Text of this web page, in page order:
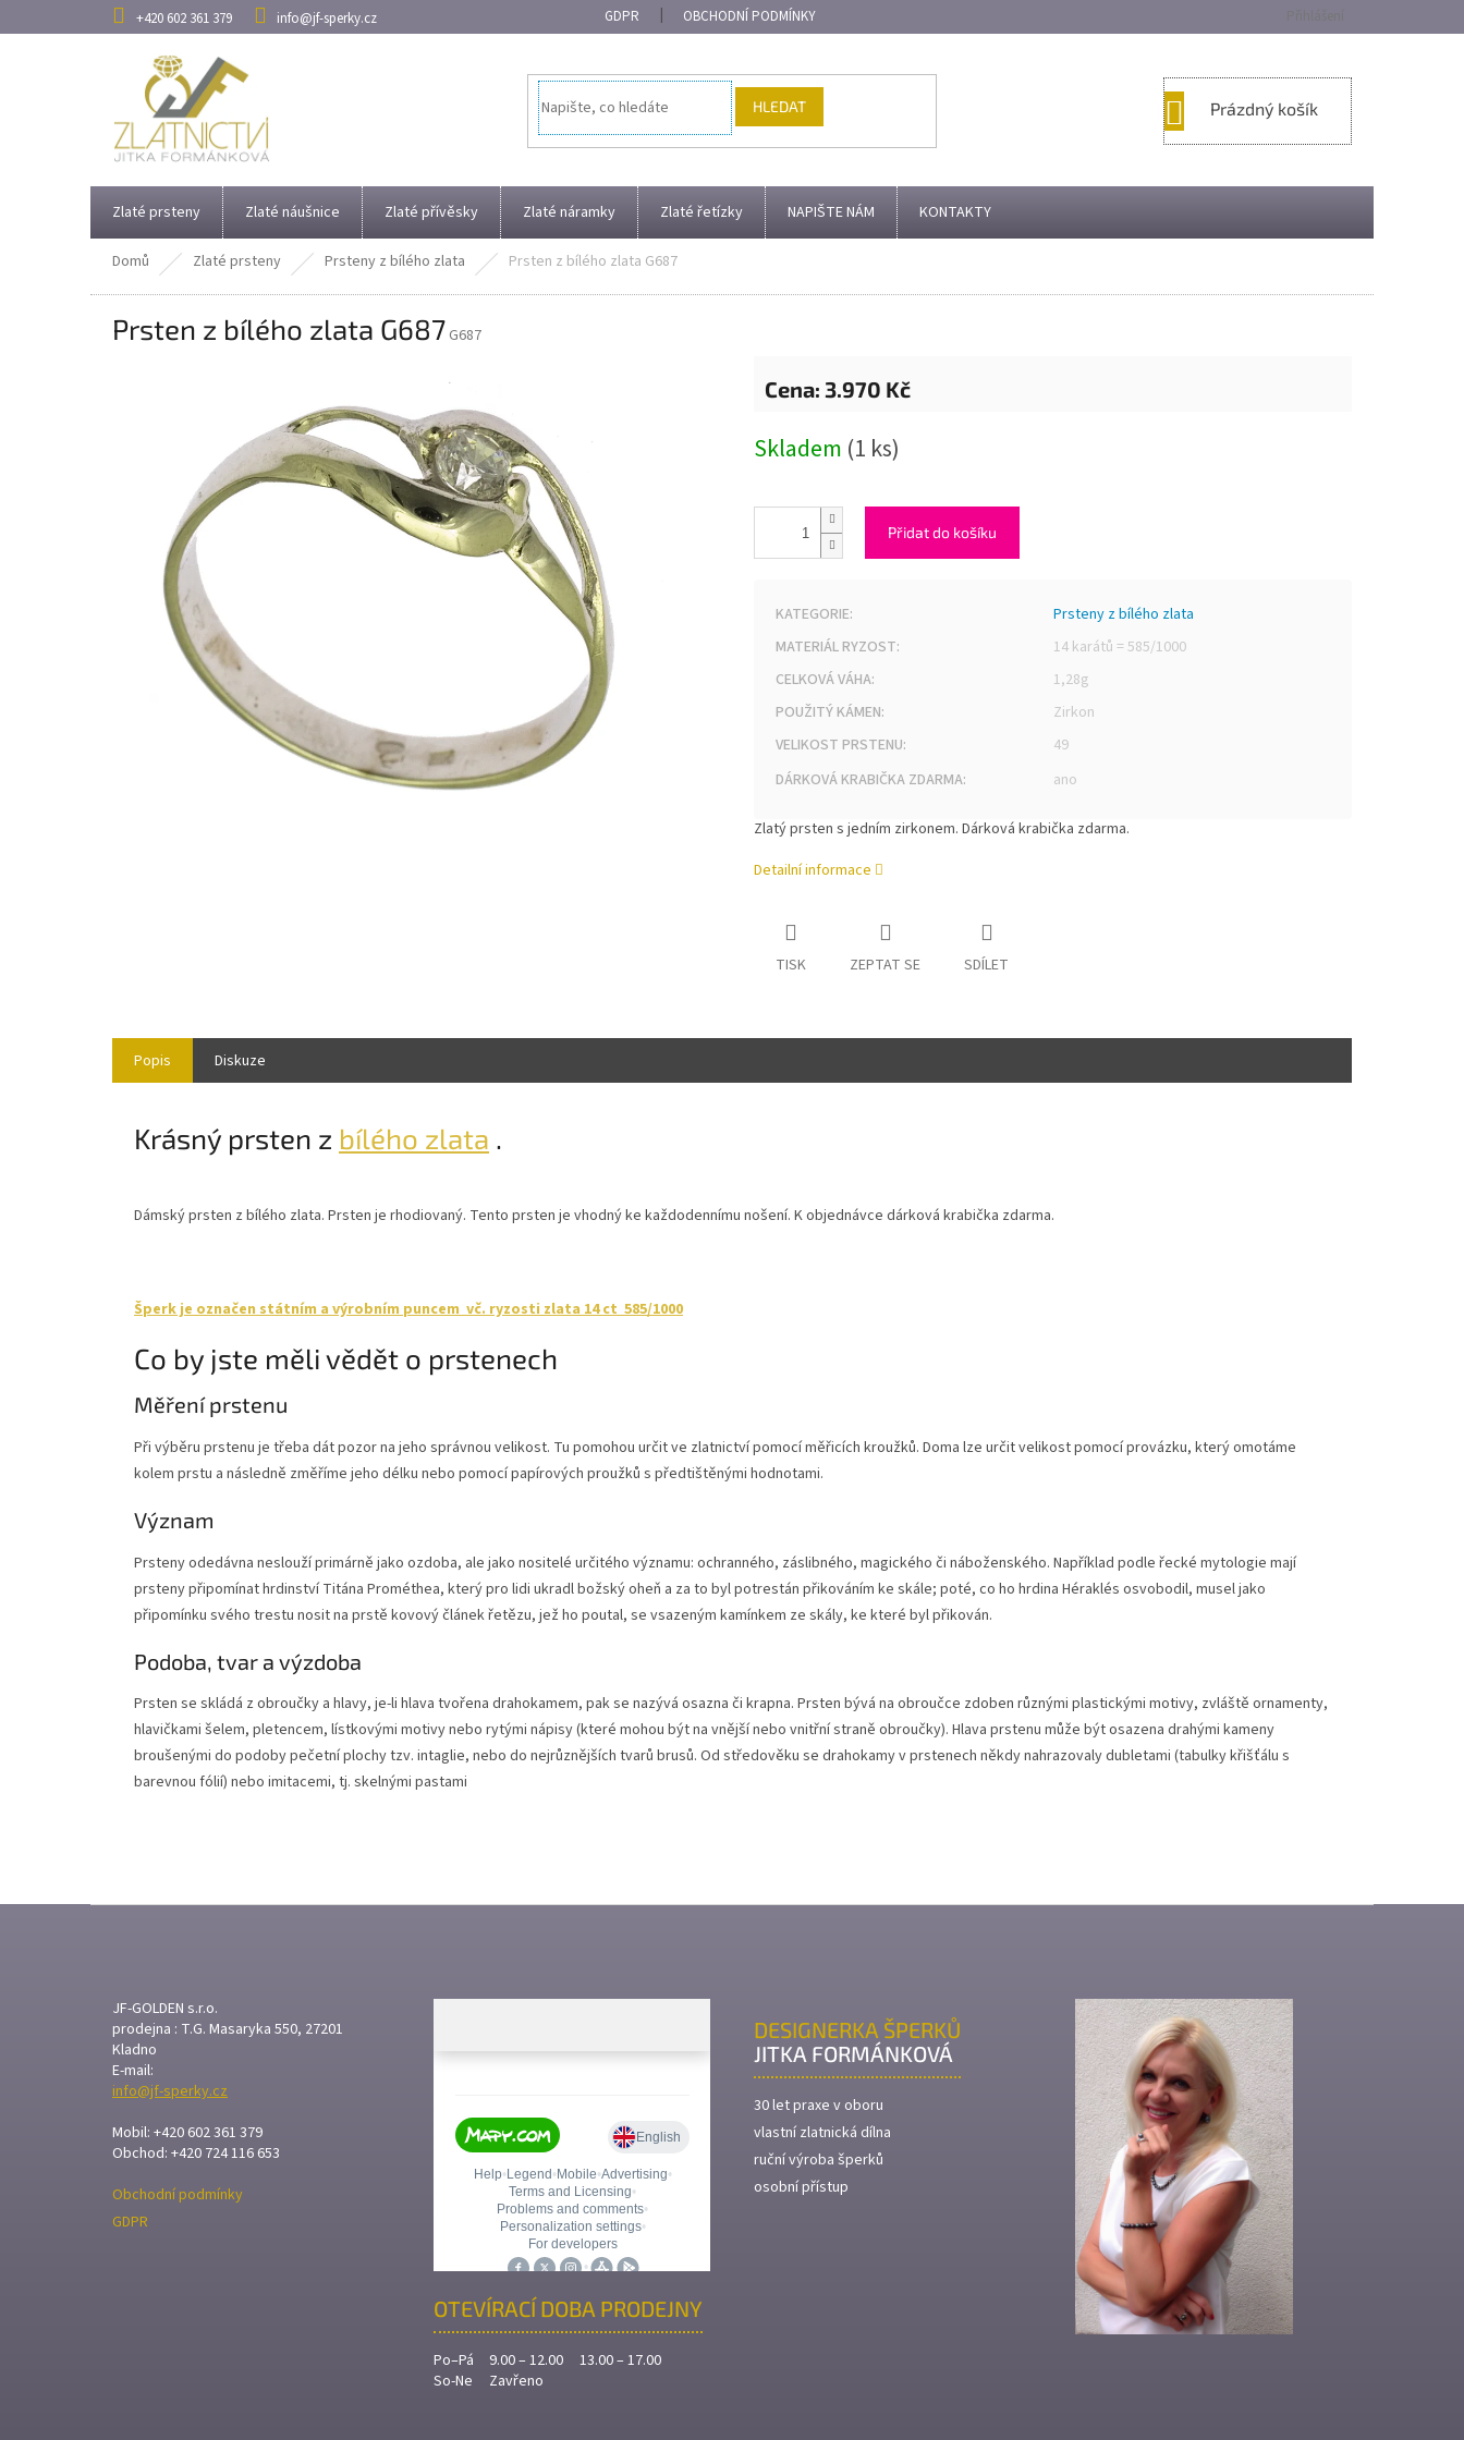
na
+420 602 361 379 info@jf-sperky.cz GDPR OBCHODNÍ PODMÍNKY Přihlášení
HLEDAT
KOŠÍK
Prázdný košík
Zlaté prsteny Zlaté náušnice Zlaté přívěsky Zlaté náramky Zlaté řetízky NAPIŠTE NÁM KONTAKTY
Domů Zlaté prsteny Prsteny z bílého zlata Prsten z bílého zlata G687
Prsten z bílého zlata G687 G687
3.970 Kč
cena:
Skladem (1 ks)
Přidat do košíku
KATEGORIE:
Prsteny z bílého zlata
MATERIÁL RYZOST:
14 karátů = 585/1000
CELKOVÁ VÁHA:
1,28g
POUŽITÝ KÁMEN:
Zirkon
VELIKOST PRSTENU:
49
DÁRKOVÁ KRABIČKA ZDARMA: ano
Zlatý prsten s jedním zirkonem. Dárková krabička zdarma.
Detailní informace
TISK ZEPTAT SE SDÍLET
Popis Diskuze
Krásný prsten z bílého zlata .
Dámský prsten z bílého zlata. Prsten je rhodiovaný. Tento prsten je vhodný ke každodennímu nošení. K objednávce dárková krabička zdarma.
Šperk je označen státním a výrobním puncem vč. ryzosti zlata 14 ct 585/1000
Co by jste měli vědět o prstenech
Měření prstenu
Při výběru prstenu je třeba dát pozor na jeho správnou velikost. Tu pomohou určit ve zlatnictví pomocí měřicích kroužků. Doma lze určit velikost pomocí provázku, který omotáme
kolem prstu a následně změříme jeho délku nebo pomocí papírových proužků s předtištěnými hodnotami.
Význam
Prsteny odedávna neslouží primárně jako ozdoba, ale jako nositelé určitého významu: ochranného, záslibného, magického či náboženského. Například podle řecké mytologie mají
prsteny připomínat hrdinství Titána Prométhea, který pro lidi ukradl božský oheň a za to byl potrestán přikováním ke skále; poté, co ho hrdina Héraklés osvobodil, musel jako
připomínku svého trestu nosit na prstě kovový článek řetězu, jež ho poutal, se vsazeným kamínkem ze skály, ke které byl přikován.
Podoba, tvar a výzdoba
Prsten se skládá z obroučky a hlavy, je-li hlava tvořena drahokamem, pak se nazývá osazna či krapna. Prsten bývá na obroučce zdoben různými plastickými motivy, zvláště ornamenty,
hlavičkami šelem, pletencem, lístkovými motivy nebo rytými nápisy (které mohou být na vnější nebo vnitřní straně obroučky). Hlava prstenu může být osazena drahými kameny
broušenými do podoby pečetní plochy tzv. intaglie, nebo do nejrůznějších tvarů brusů. Od středověku se drahokamy v prstenech někdy nahrazovaly dubletami (tabulky křišťálu s
barevnou fólií) nebo imitacemi, tj. skelnými pastami
JF-GOLDEN s.r.o.
prodejna : T.G. Masaryka 550, 27201
Kladno
E-mail:
info@jf-sperky.cz
Mobil: +420 602 361 379
Obchod: +420 724 116 653
Obchodní podmínky
GDPR
OTEVÍRACÍ DOBA PRODEJNY
Po–Pá
9.00 – 12.00 13.00 – 17.00
So-Ne
Zavřeno
DESIGNERKA ŠPERKŮ
JITKA FORMÁNKOVÁ
30 let praxe v oboru
vlastní zlatnická dílna
ruční výroba šperků
osobní přístup